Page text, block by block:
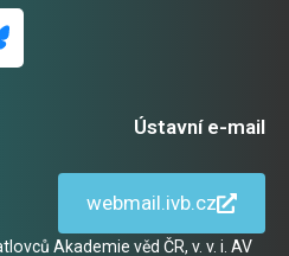
Ústavní e-mail
webmail.ivb.cz
Akademie věd ČR, v. v. i. AV